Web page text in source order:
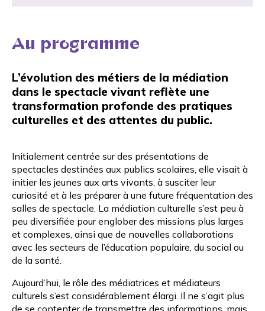
Au programme
L’évolution des métiers de la médiation
dans le spectacle vivant reflète une
transformation profonde des pratiques
culturelles et des attentes du public.
Initialement centrée sur des présentations de
spectacles destinées aux publics scolaires, elle visait à
initier les jeunes aux arts vivants, à susciter leur
curiosité et à les préparer à une future fréquentation des
salles de spectacle. La médiation culturelle s’est peu à
peu diversifiée pour englober des missions plus larges
et complexes, ainsi que de nouvelles collaborations
avec les secteurs de l’éducation populaire, du social ou
de la santé.
Aujourd’hui, le rôle des médiatrices et médiateurs
culturels s’est considérablement élargi. Il ne s’agit plus